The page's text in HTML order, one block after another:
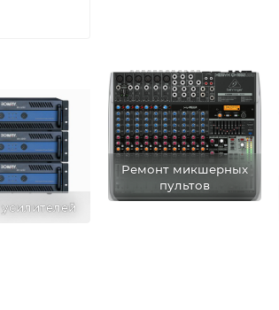
Ремонт микшерных
пультов